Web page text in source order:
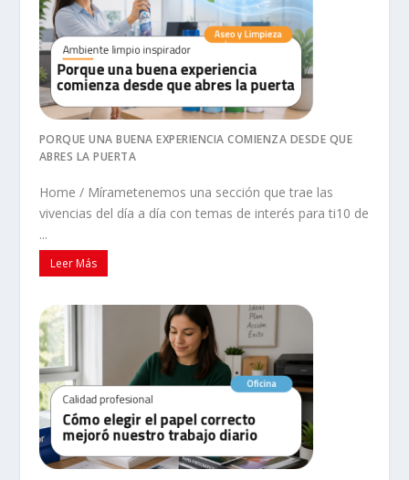
PORQUE UNA BUENA EXPERIENCIA COMIENZA DESDE QUE
ABRES LA PUERTA
Home / Mírametenemos una sección que trae las
vivencias del día a día con temas de interés para ti10 de
...
Leer Más